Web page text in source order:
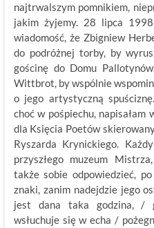
najtrwalszym pomnikiem,
jakim żyjemy. 28 lipca
wiadomość, że Zbigniew
do podróżnej torby, by
gościnę do Domu
Wittbrot, by wspólnie
o jego artystyczną
choć w pośpiechu,
dla Księcia Poetów
Ryszarda Krynickiego.
przyszłego muzeum
także sobie odpowiedzieć,
znaki, zanim nadejdzie jego
jest dana taka godzina, /
wsłuchuje się w echa /